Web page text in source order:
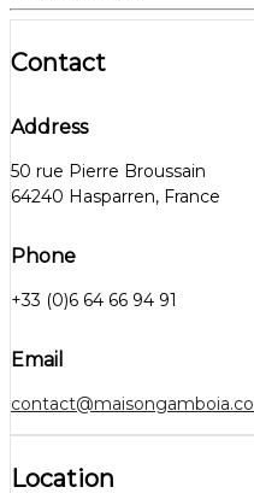
Contact
Address
50 rue Pierre Broussain
64240 Hasparren, France
Phone
+33 (0)6 64 66 94 91
Email
Location